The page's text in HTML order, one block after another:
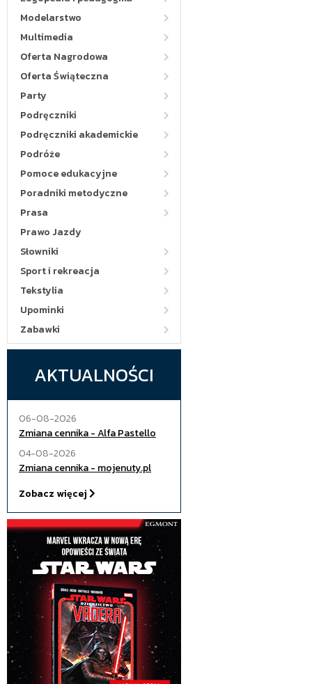
Modelarstwo
Multimedia
Oferta Nagrodowa
Oferta Świąteczna
Party
Podręczniki
Podręczniki akademickie
Podróże
Pomoce edukacyjne
Poradniki metodyczne
Prasa
Prawo Jazdy
Słowniki
Sport i rekreacja
Tekstylia
Upominki
Zabawki
AKTUALNOŚCI
06-08-2026
Zmiana cennika - Alfa Pastello
04-08-2026
Zmiana cennika - mojenuty.pl
Zobacz więcej